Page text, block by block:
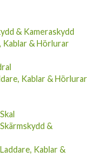
& Kameraskydd
Kablar & Hörlurar
Kablar & Hörlurar
&
Kablar &